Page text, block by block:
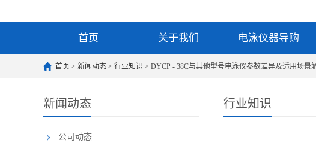
首页 关于我们 电泳仪器导购
首页 > 新闻动态 > 行业知识 > DYCP - 38C与其他型号电泳仪参数差异及适用场景
新闻动态
公司动态
行业知识